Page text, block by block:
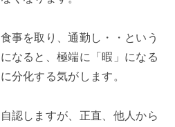
事を取り、通勤し・・という
なると、極端に「暇」になる
分化する気がします。
認しますが、正直、他人から